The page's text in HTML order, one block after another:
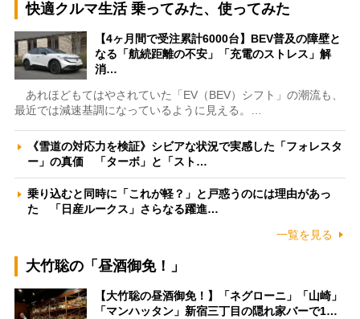
快適クルマ生活 乗ってみた、使ってみた
【4ヶ月間で受注累計6000台】BEV普及の障壁と
なる「航続距離の不安」「充電のストレス」解
消…
あれほどもてはやされていた「EV（BEV）シフト」の潮流も、
最近では減速基調になっているように見える。…
《雪道の対応力を検証》シビアな状況で実感した「フォレスタ
ー」の真価 「ターボ」と「スト…
乗り込むと同時に「これが軽？」と戸惑うのには理由があっ
た 「日産ルークス」さらなる躍進…
一覧を見る
大竹聡の「昼酒御免！」
【大竹聡の昼酒御免！】「ネグローニ」「山崎」
「マンハッタン」新宿三丁目の隠れ家バーで1…